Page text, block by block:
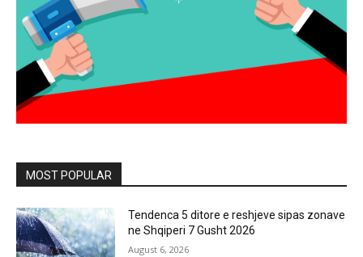
MOST POPULAR
Tendenca 5 ditore e reshjeve sipas zonave
ne Shqiperi 7 Gusht 2026
August 6, 2026